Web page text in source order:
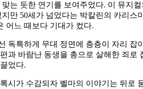
는 듯한 연기를 보여주었다. 이 뮤지
만 50세가 넘었다는 박칼린의 카리
어느 때보다 기대가 컸다.
독특하게 무대 정면에 층층이 자리
과 바람난 동생을 총으로 살해한 죄
었다.
시가 수감되자 벨마의 이야기는 뒤